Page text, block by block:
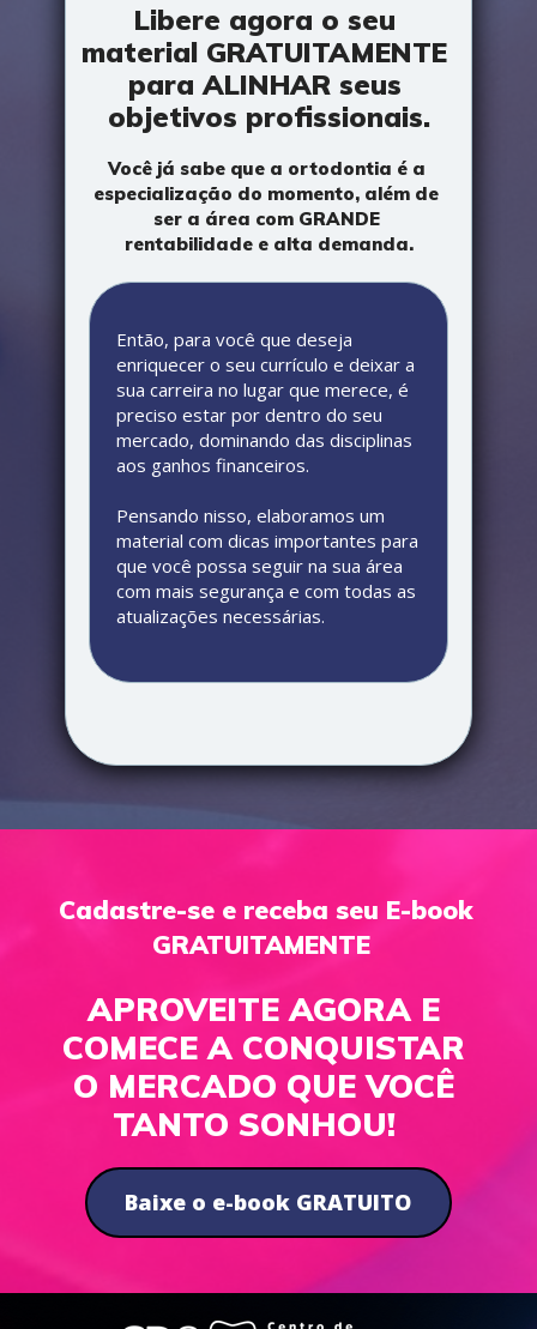
Libere agora o seu
material GRATUITAMENTE
para ALINHAR seus
objetivos profissionais.
Você já sabe que a ortodontia é a
especialização do momento, além de
ser a área com GRANDE
rentabilidade e alta demanda.
Então, para você que deseja
enriquecer o seu currículo e deixar a
sua carreira no lugar que merece, é
preciso estar por dentro do seu
mercado, dominando das disciplinas
aos ganhos financeiros.
Pensando nisso, elaboramos um
material com dicas importantes para
que você possa seguir na sua área
com mais segurança e com todas as
atualizações necessárias.
APROVEITE AGORA E
COMECE A CONQUISTAR
O MERCADO QUE VOCÊ
TANTO SONHOU!
Baixe o e-book GRATUITO
Cadastre-se e receba seu E-book
GRATUITAMENTE